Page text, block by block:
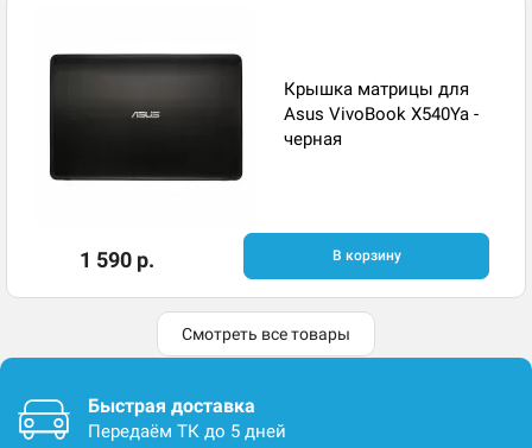
Крышка матрицы для
Asus VivoBook X540Ya -
черная
1 590 р. В корзину
Смотреть все товары
Быстрая доставка
Передаём ТК до 5 дней